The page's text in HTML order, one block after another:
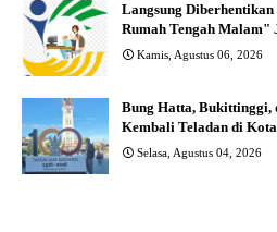
Langsung
Rumah Tengah Malam"
Kamis, Agustus 06, 2026
Bung Hatta, Bukittinggi,
Kembali Teladan di
Selasa, Agustus 04, 2026